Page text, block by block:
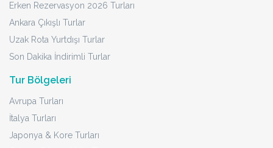
Erken Rezervasyon 2026 Turları
Ankara Çıkışlı Turlar
Uzak Rota Yurtdışı Turlar
Son Dakika İndirimli Turlar
Tur Bölgeleri
Avrupa Turları
İtalya Turları
Japonya & Kore Turları